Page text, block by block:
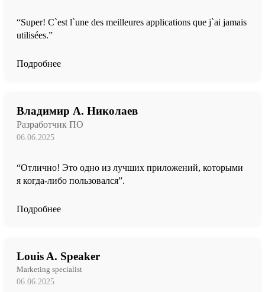
“Super! C`est l`une des meilleures applications que j`ai jamais
utilisées.”
Подробнее
Владимир А. Николаев
Разработчик ПО
06.06.2025
“Отлично! Это одно из лучших приложений, которыми
я когда-либо пользовался”.
Подробнее
Louis A. Speaker
Marketing specialist
06.06.2025